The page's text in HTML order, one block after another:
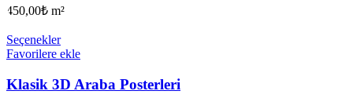
450,00₺ m²
Seçenekler
Favorilere ekle
Klasik 3D Araba Posterleri